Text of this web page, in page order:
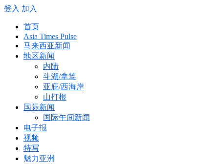
登入 加入
首页
Asia Times Pulse
马来西亚新闻
地区新闻
内陆
斗湖/拿笃
亚庇/西海岸
山打根
国际新闻
国际午间新闻
电子报
视频
特写
魅力亚洲